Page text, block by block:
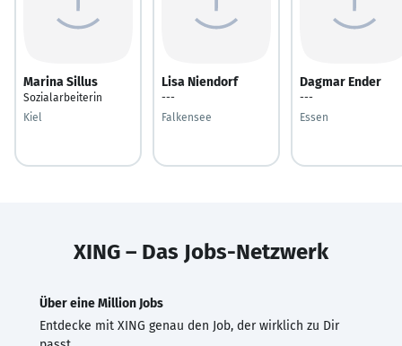
Marina Sillus
Sozialarbeiterin
Kiel
Lisa Niendorf
---
Falkensee
Dagmar Ender
---
Essen
XING – Das Jobs-Netzwerk
Über eine Million Jobs
Entdecke mit XING genau den Job, der wirklich zu Dir